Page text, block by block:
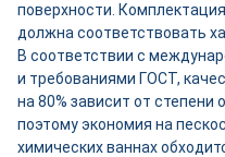
поверхности.
должна соответствовать
В соответствии с
и требованиями ГОСТ,
на 80% зависит от степени
поэтому экономия на
химических ваннах